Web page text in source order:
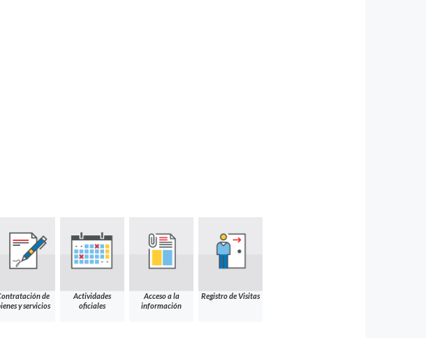
de
y servicios
Actividades
oficiales
Acceso a la
información
Registro de Visitas